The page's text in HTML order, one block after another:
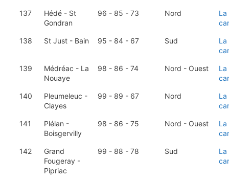
137
Hédé - St
Gondran
96 - 85 - 73 Nord
La
138 St Just - Bain 95 - 84 - 67 Sud
La
139
Médréac - La
Nouaye
98 - 86 - 74 Nord - Ouest
La
140
Pleumeleuc -
Clayes
99 - 89 - 67 Nord
La
141
Plélan -
Boisgervilly
98 - 86 - 75 Nord - Ouest
La
142
Grand
Fougeray -
Pipriac
99 - 88 - 78 Sud
La